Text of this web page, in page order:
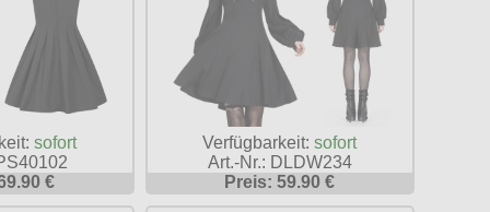
sofort
€
Verfügbarkeit:sofort
Art.-Nr.: DLDW234
Preis: 59.90 €